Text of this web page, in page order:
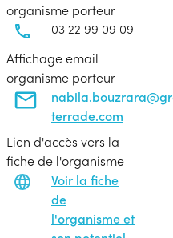
organisme porteur
03 22 99 09 09
Affichage email
organisme porteur
terrade.com
Lien d'accès vers la
fiche de l'organisme
Voir la fiche
de
l'organisme et